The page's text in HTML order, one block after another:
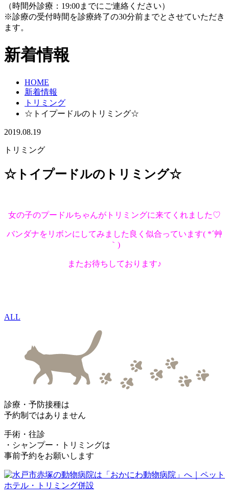
（時間外診療：19:00までにご連絡ください）
※診療の受付時間を診療終了の30分前までとさせていただき
ます。
新着情報
HOME
新着情報
トリミング
☆トイプードルのトリミング☆
2019.08.19
トリミング
☆トイプードルのトリミング☆
女の子のプードルちゃんがトリミングに来てくれました♡
バンダナをリボンにしてみました良く似合っています( *´艸
｀)
またお待ちしております♪
ALL
診療・予防接種は
予約制ではありません
手術・往診
・シャンプー・トリミングは
事前予約をお願いします